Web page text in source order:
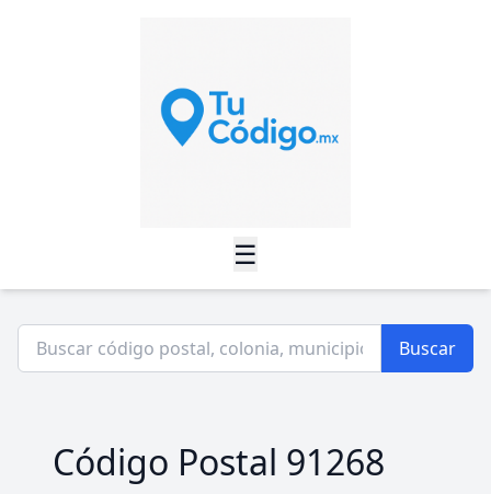
☰
Buscar
Código Postal 91268